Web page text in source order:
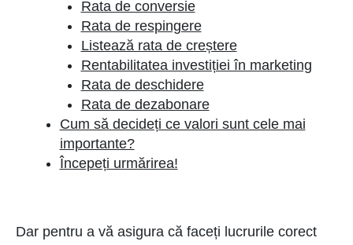
Rata de conversie
Rata de respingere
Listează rata de creștere
Rentabilitatea investiției în marketing
Rata de deschidere
Rata de dezabonare
Cum să decideți ce valori sunt cele mai
importante?
Începeți urmărirea!
Dar pentru a vă asigura că faceți lucrurile corect